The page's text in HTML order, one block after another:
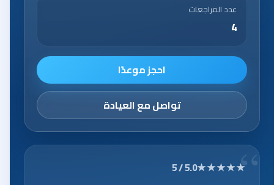
عدد المراجعات
4
احجز موعدًا
تواصل مع العيادة
★★★★★
5.0 / 5